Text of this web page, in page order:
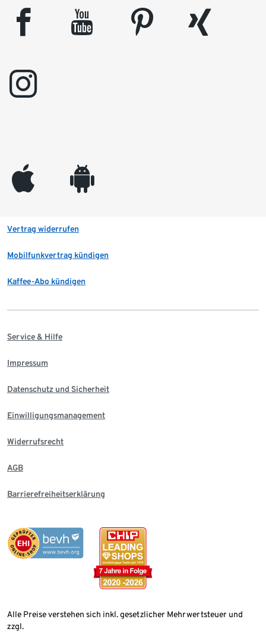
facebook youtube pinterest
xing
instagram
appleinc android
Vertrag widerrufen
Mobilfunkvertrag kündigen
Kaffee-Abo kündigen
Service & Hilfe
Impressum
Datenschutz und Sicherheit
Einwilligungsmanagement
Widerrufsrecht
AGB
Barrierefreiheitserklärung
Alle Preise verstehen sich inkl. gesetzlicher Mehrwertsteuer und
zzgl.